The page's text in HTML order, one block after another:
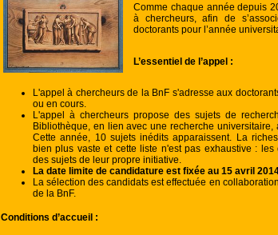
Comme chaque année depuis
à chercheurs, afin de
doctorants pour l’année
L’essentiel de l’appel :
L'appel à chercheurs de la BnF s'adresse aux
ou en cours.
L'appel à chercheurs propose des sujets de
Bibliothèque, en lien avec une recherche
Cette année, 10 sujets inédits apparaissent. La
bien plus vaste et cette liste n'est pas exhaustive : les
des sujets de leur propre initiative.
La date limite de candidature est fixée au 15 avril
La sélection des candidats est effectuée en
de la BnF.
Conditions d’accueil :